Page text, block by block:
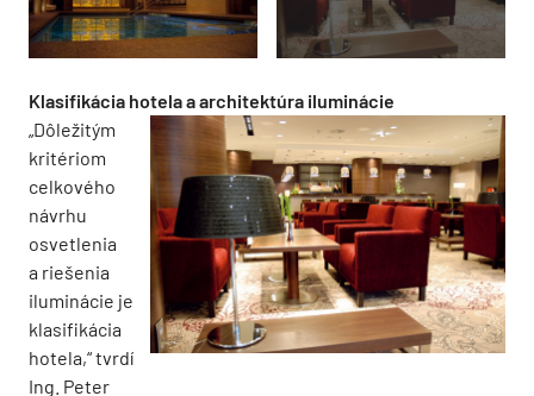
Klasifikácia hotela a architektúra iluminácie
„Dôležitým
kritériom
celkového
návrhu
osvetlenia
a riešenia
iluminácie je
klasifikácia
hotela,“ tvrdí
Ing. Peter